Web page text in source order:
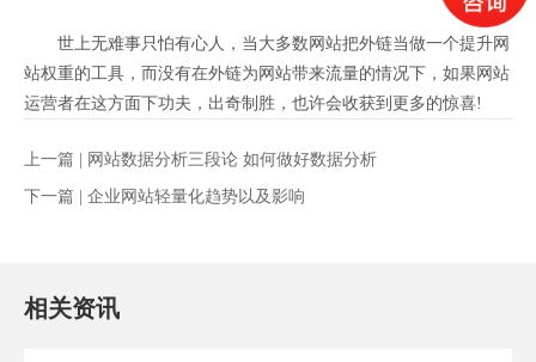
世上无难事只怕有心人，当大多数网站把外链当做一个提升网
站权重的工具，而没有在外链为网站带来流量的情况下，如果网站
运营者在这方面下功夫，出奇制胜，也许会收获到更多的惊喜!
上一篇 | 网站数据分析三段论 如何做好数据分析
下一篇 | 企业网站轻量化趋势以及影响
相关资讯